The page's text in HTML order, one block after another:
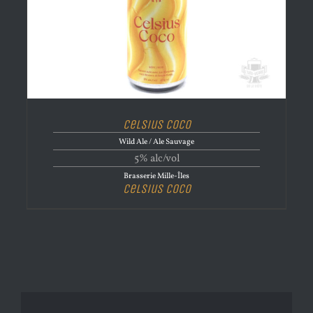
Celsius Coco
Wild Ale / Ale Sauvage
5% alc/vol
Brasserie Mille-Îles
Celsius Coco